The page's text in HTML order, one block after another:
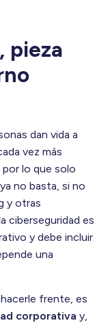
pieza
dan vida a
vez más
lo que solo
no basta, si no
y otras
ciberseguridad es
y debe incluir
una
frente, es
corporativa y,